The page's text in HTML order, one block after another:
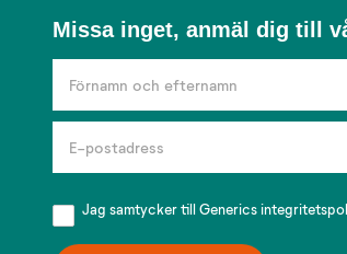
Missa
anmäl
dig
till
vårt
nyhetsbrev!
Missa inget, anmäl dig till
Jag samtycker till Generics